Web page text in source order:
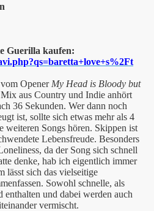
Guerilla kaufen:
Opener My Head is Bloody but
aus Country und Indie anhört
36 Sekunden. Wer dann noch
ist, sollte sich etwas mehr als 4
weiteren Songs hören. Skippen ist
Lebensfreude. Besonders
da der Song sich schnell
denke, hab ich eigentlich immer
sich das vielseitige
Sowohl schnelle, als
enthalten und dabei werden auch
vermischt.